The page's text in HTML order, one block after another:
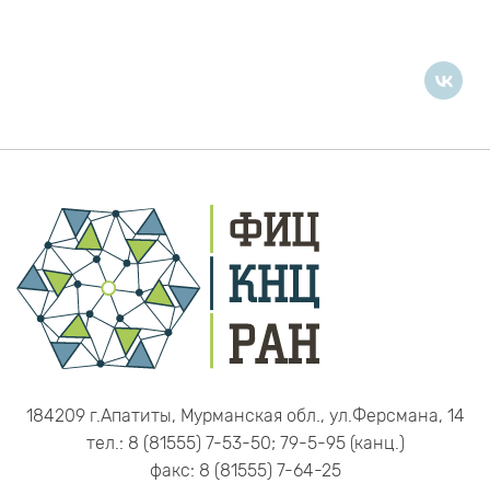
184209 г.Апатиты, Мурманская обл., ул.Ферсмана, 14
тел.: 8 (81555) 7-53-50; 79-5-95 (канц.)
факс: 8 (81555) 7-64-25